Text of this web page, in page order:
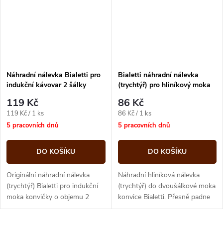
Náhradní nálevka Bialetti pro
indukční kávovar 2 šálky
119 Kč
Měrná
cena:
119 Kč / 1 ks
5 pracovních dnů
DO KOŠÍKU
Originální náhradní nálevka
(trychtýř) Bialetti pro indukční
moka konvičky o objemu 2
šálky. Rychlá a levná náhrada
Bialetti náhradní nálevka
(trychtýř) pro hliníkový moka
86 Kč
Měrná
cena:
86 Kč / 1 ks
5 pracovních dnů
DO KOŠÍKU
Náhradní hliníková nálevka
(trychtýř) do dvoušálkové moka
konvice Bialetti. Přesně padne
do originálního kotlíku a vrátí